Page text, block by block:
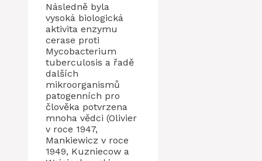
Následně byla
vysoká biologická
aktivita enzymu
cerase proti
Mycobacterium
tuberculosis a řadě
dalších
mikroorganismů
patogenních pro
člověka potvrzena
mnoha vědci (Olivier
v roce 1947,
Mankiewicz v roce
1949, Kuzniecow a